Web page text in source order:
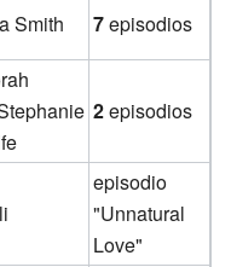
Smith 7episodios
2episodios
episodio
"Unnatural
Love"